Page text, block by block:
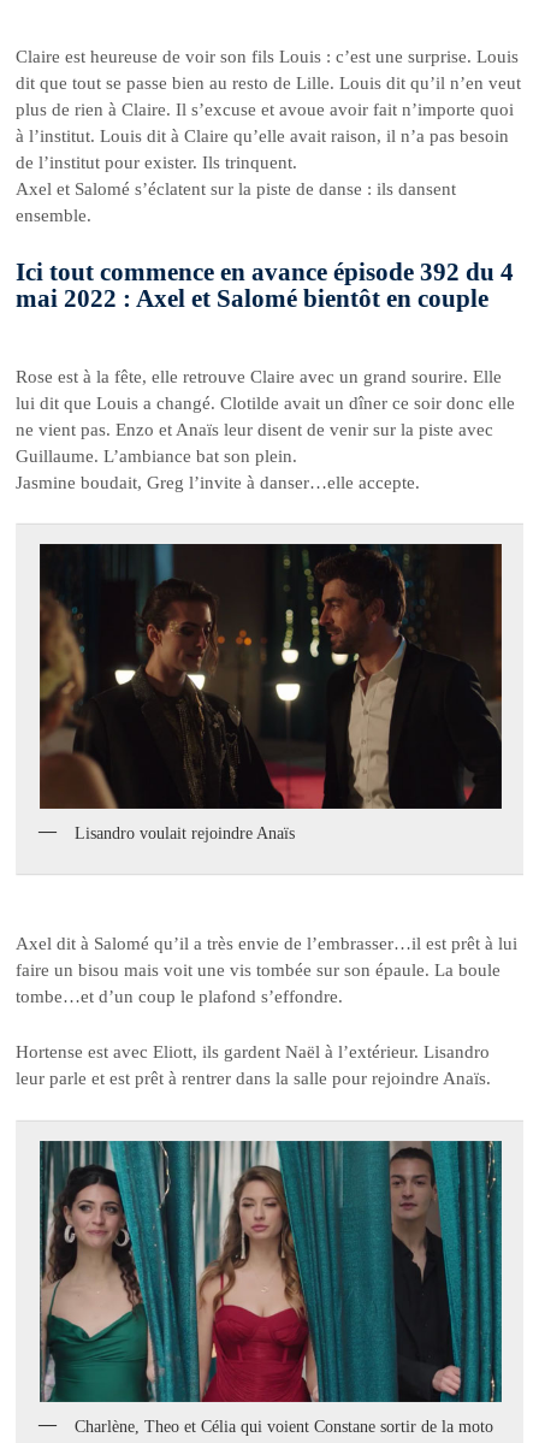
Claire est heureuse de voir son fils Louis : c’est une surprise. Louis
dit que tout se passe bien au resto de Lille. Louis dit qu’il n’en veut
plus de rien à Claire. Il s’excuse et avoue avoir fait n’importe quoi
à l’institut. Louis dit à Claire qu’elle avait raison, il n’a pas besoin
de l’institut pour exister. Ils trinquent.
Axel et Salomé s’éclatent sur la piste de danse : ils dansent
ensemble.
Ici tout commence en avance épisode 392 du 4
mai 2022 : Axel et Salomé bientôt en couple
Rose est à la fête, elle retrouve Claire avec un grand sourire. Elle
lui dit que Louis a changé. Clotilde avait un dîner ce soir donc elle
ne vient pas. Enzo et Anaïs leur disent de venir sur la piste avec
Guillaume. L’ambiance bat son plein.
Jasmine boudait, Greg l’invite à danser…elle accepte.
Lisandro voulait rejoindre Anaïs
Axel dit à Salomé qu’il a très envie de l’embrasser…il est prêt à lui
faire un bisou mais voit une vis tombée sur son épaule. La boule
tombe…et d’un coup le plafond s’effondre.
Hortense est avec Eliott, ils gardent Naël à l’extérieur. Lisandro
leur parle et est prêt à rentrer dans la salle pour rejoindre Anaïs.
Charlène, Theo et Célia qui voient Constane sortir de la moto